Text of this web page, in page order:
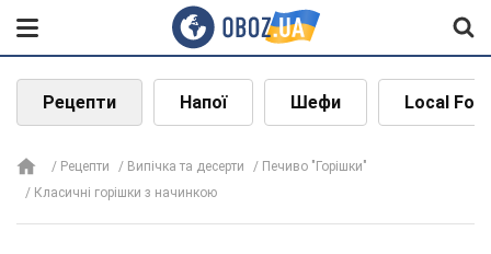
Рецепти Напої Шефи Local
Рецепти Випічка та десерти
Печиво "Горішки"
Класичні горішки з начинкою